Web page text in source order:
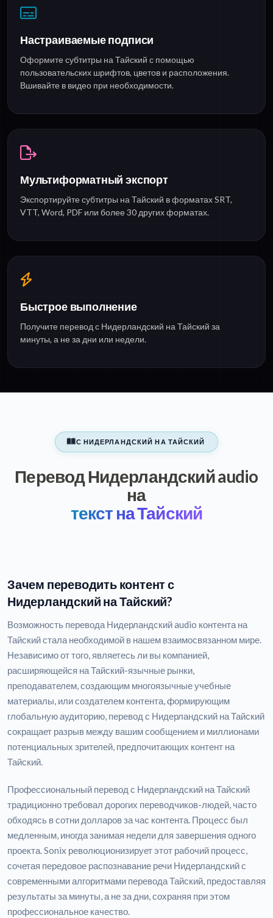
Настраиваемые подписи
Оформите субтитры на Тайский с помощью
пользовательских шрифтов, цветов и расположения.
Вшивайте в видео при необходимости.
Мультиформатный экспорт
Экспортируйте субтитры на Тайский в форматах SRT,
VTT, Word, PDF или более 30 других форматах.
Быстрое выполнение
Получите перевод с Нидерландский на Тайский за
минуты, а не за дни или недели.
С НИДЕРЛАНДСКИЙ НА ТАЙСКИЙ
Перевод Нидерландский audio
на
текст на Тайский
Зачем переводить контент с
Нидерландский на Тайский?
Возможность перевода Нидерландский audio контента на
Тайский стала необходимой в нашем взаимосвязанном мире.
Независимо от того, являетесь ли вы компанией,
расширяющейся на Тайский-язычные рынки,
преподавателем, создающим многоязычные учебные
материалы, или создателем контента, формирующим
глобальную аудиторию, перевод с Нидерландский на Тайский
сокращает разрыв между вашим сообщением и миллионами
потенциальных зрителей, предпочитающих контент на
Тайский.
Профессиональный перевод с Нидерландский на Тайский
традиционно требовал дорогих переводчиков-людей, часто
обходясь в сотни долларов за час контента. Процесс был
медленным, иногда занимая недели для завершения одного
проекта. Sonix революционизирует этот рабочий процесс,
сочетая передовое распознавание речи Нидерландский с
современными алгоритмами перевода Тайский, предоставляя
результаты за минуты, а не за дни, сохраняя при этом
профессиональное качество.